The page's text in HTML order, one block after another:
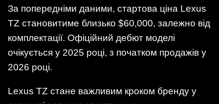
За попередніми даними, стартова ціна Lexus
TZ становитиме близько $60,000, залежно від
комплектації. Офіційний дебют моделі
очікується у 2025 році, з початком продажів у
2026 році.
Lexus TZ стане важливим кроком бренду у